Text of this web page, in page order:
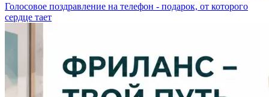
Голосовое поздравление на телефон - подарок, от которого
сердце тает